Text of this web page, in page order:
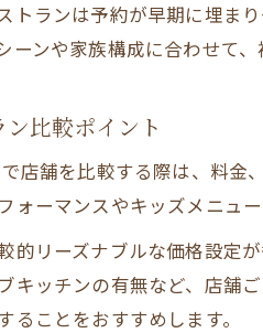
トランは予約が早期に埋ま
ーンや家族構成に合わせて
比較ポイント
店舗を比較する際は、料
ォーマンスやキッズメニュ
的リーズナブルな価格設定
キッチンの有無など、店舗
ることをおすすめします。